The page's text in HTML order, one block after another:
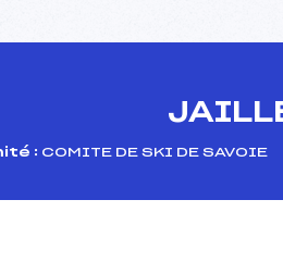
: COMITE DE SKI DE SAVOIE